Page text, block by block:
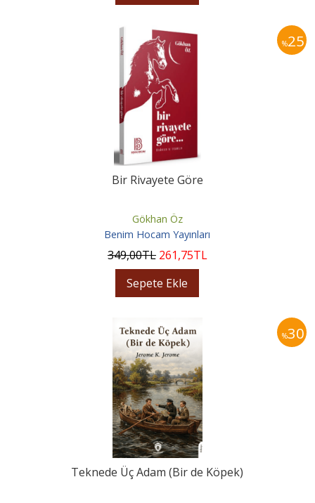
%25
Bir Rivayete Göre
Gökhan Öz
Benim Hocam Yayınları
349,00TL 261,75TL
Sepete Ekle
%30
Teknede Üç Adam (Bir de Köpek)